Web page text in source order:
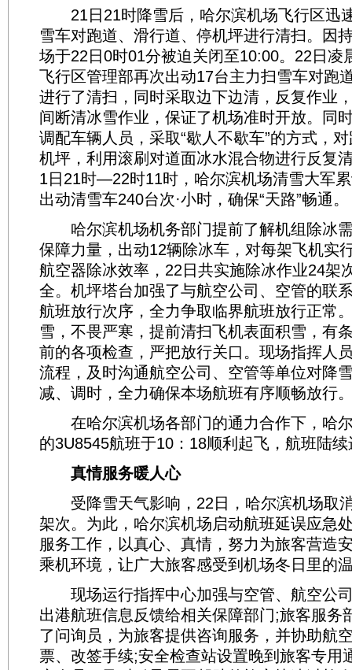
21日21时降雪后，哈尔滨机场飞行区迅
雪车对跑道、滑行道、停机坪进行清扫。因
场于22日0时01分被迫关闭至10:00。22日凌
飞行区管理部再次出动17台主力扫雪车对跑
进行了清扫，同时采取边下边清，反复作业
间断清冰雪作业，保证了机场准时开放。同
调配车辆人员，采取“歇人不歇车”的方式，
机坪，利用滚刷对道面冰水混合物进行反复
1日21时—22时11时，哈尔滨机场清雪大军
出动清雪车240台次·小时，确保“天路”畅通。
哈尔滨机场机务部门提前了解机组除冰
保障力量，出动12辆除冰车，对每架飞机实
航空器除冰效率，22日共实施除冰作业24架
全。机坪塔台加强了与航空公司、空管的联
航班放行次序，全力争取临界航班放行正常
雪，不畏严寒，提前清扫飞机表面积雪，有
前的各项检查，严把放行关口。现场指挥人
流程，及时沟通航空公司、空管等单位对降
减、调时，全力确保本场航班有序顺畅放行
在哈尔滨机场各部门的通力合作下，哈
的3U8545航班于10：18顺利起飞，航班陆
真情服务暖人心
受降雪天气影响，22日，哈尔滨机场取
架次。为此，哈尔滨机场启动航班延误应急
服务工作，以真心、真情，努力为旅客营造
乘机环境，让广大旅客感受到机场冬日里的
现场运行指挥中心加强与空管、航空公
出港航班信息反馈给相关保障部门;旅客服务
了问询员，为旅客提供咨询服务，并协助航
票、改签手续;安全检查站设置晚到旅客专用